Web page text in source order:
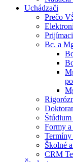
Uchádzači
Prečo
Bc. a
Formy
Termíny
Školné
CRM